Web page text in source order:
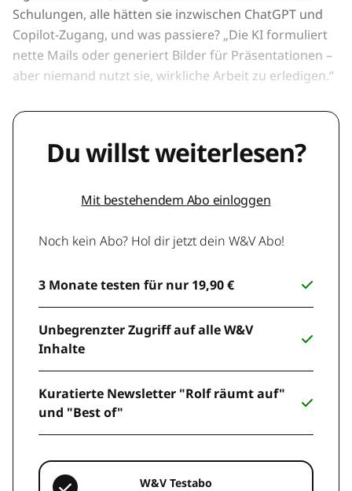
Schulungen, alle hätten sie inzwischen ChatGPT und
Copilot-Zugang, und was passiere? „Die KI formuliert
nette Mails oder generiert Bilder für Präsentationen –
aber niemand nutzt sie, wirkliche Arbeit zu erledigen.“
Du willst weiterlesen?
Mit bestehendem Abo einloggen
Noch kein Abo? Hol dir jetzt dein W&V Abo!
3 Monate testen für nur 19,90 €
Unbegrenzter Zugriff auf alle W&V
Inhalte
Kuratierte Newsletter "Rolf räumt auf"
und "Best of"
W&V Testabo